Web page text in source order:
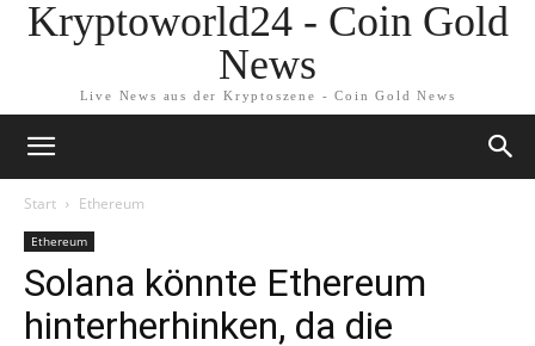
Kryptoworld24 - Coin Gold
News
Live News aus der Kryptoszene - Coin Gold News
Start Ethereum
Ethereum
Solana könnte Ethereum
hinterherhinken, da die